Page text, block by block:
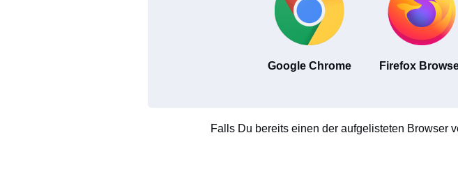
Google Chrome Firefox
Falls Du bereits einen der aufgelisteten Browser